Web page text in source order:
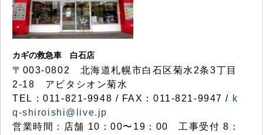
カギの救急車 白石店
〒003-0802 北海道札幌市白石区菊水2条3丁目
2-18 アビタシオン菊水
TEL：011-821-9948 / FAX：011-821-9947 / k
q-shiroishi@live.jp
営業時間：店舗 10：00〜19：00 工事受付 8：